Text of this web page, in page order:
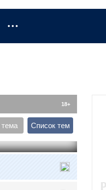
18+
Список тем